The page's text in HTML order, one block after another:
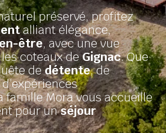
préservé, profitez
alliant élégance,
être, avec une vue
coteaux deGignac. Que
dedétente, de
famille Mora vous accueille
pour unséjour